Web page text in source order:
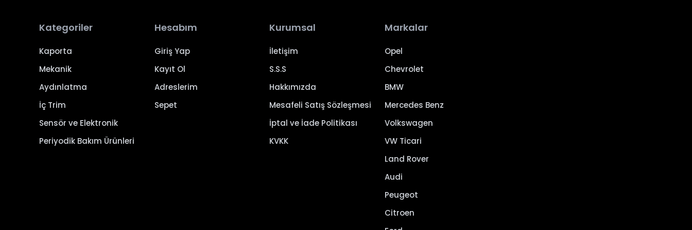
Kategoriler
Kaporta
Mekanik
Aydınlatma
İç Trim
Sensör ve Elektronik
Periyodik Bakım Ürünleri
Hesabım
Giriş Yap
Kayıt Ol
Adreslerim
Sepet
Kurumsal
İletişim
S.S.S
Hakkımızda
Mesafeli Satış Sözleşmesi
İptal ve İade Politikası
KVKK
Markalar
Opel
Chevrolet
BMW
Mercedes Benz
Volkswagen
VW Ticari
Land Rover
Audi
Peugeot
Citroen